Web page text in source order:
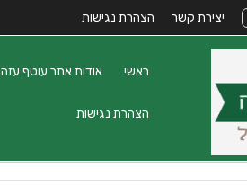
יצירת קשר הצהרת נגישות
ראשי אודות אתר עוטף עזה
הצהרת נגישות